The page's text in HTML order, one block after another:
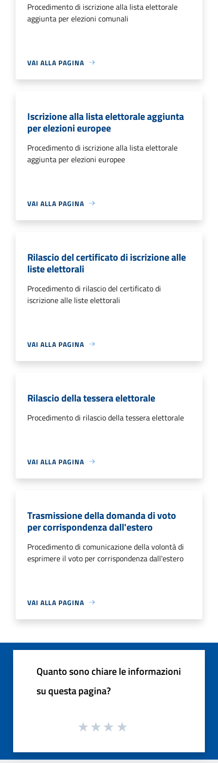
Procedimento di iscrizione alla lista elettorale
aggiunta per elezioni comunali
VAI ALLA PAGINA
Iscrizione alla lista elettorale aggiunta
per elezioni europee
Procedimento di iscrizione alla lista elettorale
aggiunta per elezioni europee
VAI ALLA PAGINA
Rilascio del certificato di iscrizione alle
liste elettorali
Procedimento di rilascio del certificato di
iscrizione alle liste elettorali
VAI ALLA PAGINA
Rilascio della tessera elettorale
Procedimento di rilascio della tessera elettorale
VAI ALLA PAGINA
Trasmissione della domanda di voto
per corrispondenza dall'estero
Procedimento di comunicazione della volontà di
esprimere il voto per corrispondenza dall'estero
VAI ALLA PAGINA
Quanto sono chiare le informazioni
su questa pagina?